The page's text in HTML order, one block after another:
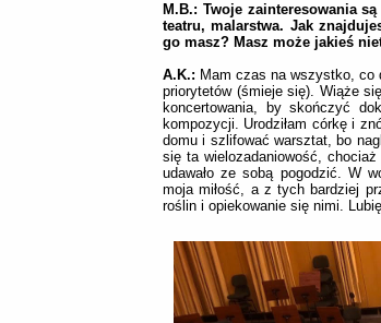
M.B.: Twoje zainteresowania
teatru, malarstwa. Jak
go masz? Masz może jakieś
A.K.: Mam czas na wszystko, co
priorytetów (śmieje się). Wiąże
koncertowania, by skończyć
kompozycji. Urodziłam córkę i
domu i szlifować warsztat, bo
się ta wielozadaniowość,
udawało ze sobą pogodzić. W
moja miłość, a z tych bardziej
roślin i opiekowanie się nimi.